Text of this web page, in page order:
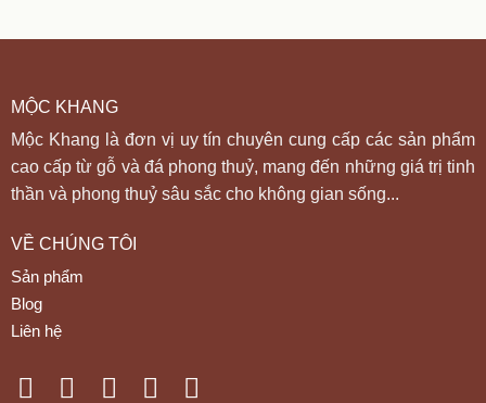
MỘC KHANG
Mộc Khang là đơn vị uy tín chuyên cung cấp các sản phẩm
cao cấp từ gỗ và đá phong thuỷ, mang đến những giá trị tinh
thần và phong thuỷ sâu sắc cho không gian sống...
VỀ CHÚNG TÔI
Sản phẩm
Blog
Liên hệ